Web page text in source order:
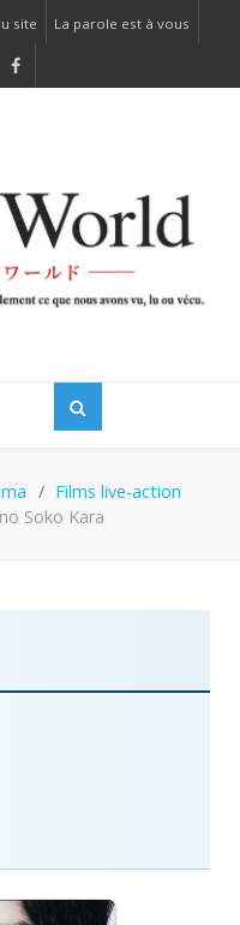
site La parole est à vous
Films live-action
Soko Kara